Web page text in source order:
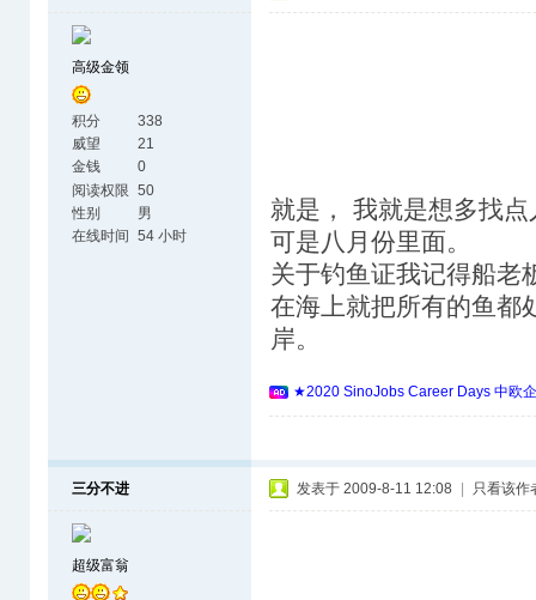
高级金领
积分
338
威望
21
金钱
0
阅读权限 50
性别
男
在线时间
54 小时
就是， 我就是想多找
可是八月份里面。
关于钓鱼证我记得船老
在海上就把所有的鱼都
岸。
★2020 SinoJobs Career Days 中欧
三分不进
超级富翁
发表于 2009-8-11 12:08 只看该作